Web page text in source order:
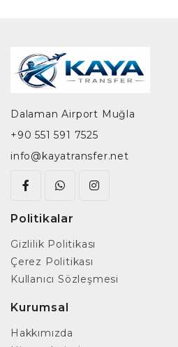
Dalaman Airport Muğla
+90 551 591 7525
info@kayatransfer.net
Politikalar
Gizlilik Politikası
Çerez Politikası
Kullanıcı Sözleşmesi
Kurumsal
Hakkımızda